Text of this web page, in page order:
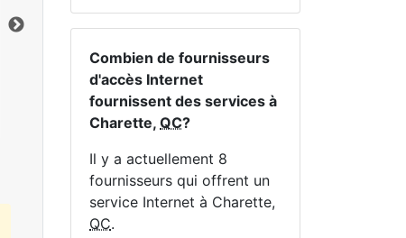
Frais d'installation:$49.00
Limite de données:200GB
Vers le bas:25Mbps
En haut:1Mbps
Commandez Maintenant
Combien de fournisseurs
d'accès Internet
fournissent des services à
Charette, QC?
Il y a actuellement 8
fournisseurs qui offrent un
service Internet à Charette,
QC.